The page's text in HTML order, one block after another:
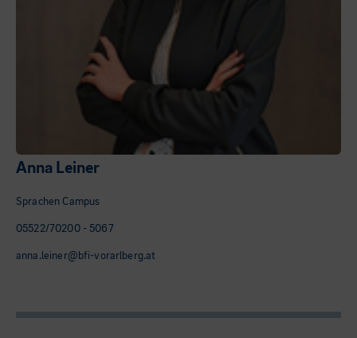
Anna Leiner
Sprachen Campus
05522/70200 - 5067
anna.leiner@bfi-vorarlberg.at